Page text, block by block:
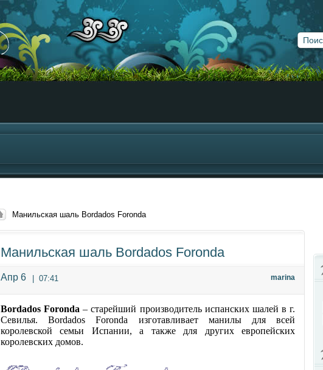
Манильская шаль Bordados Foronda
Манильская шаль Bordados Foronda
marina
Апр 6 07:41
Bordados Foronda – старейший производитель испанских шалей в г.
Севилья. Bordados Foronda изготавливает манилы для всей
королевской семьи Испании, а также для других европейских
королевских домов.